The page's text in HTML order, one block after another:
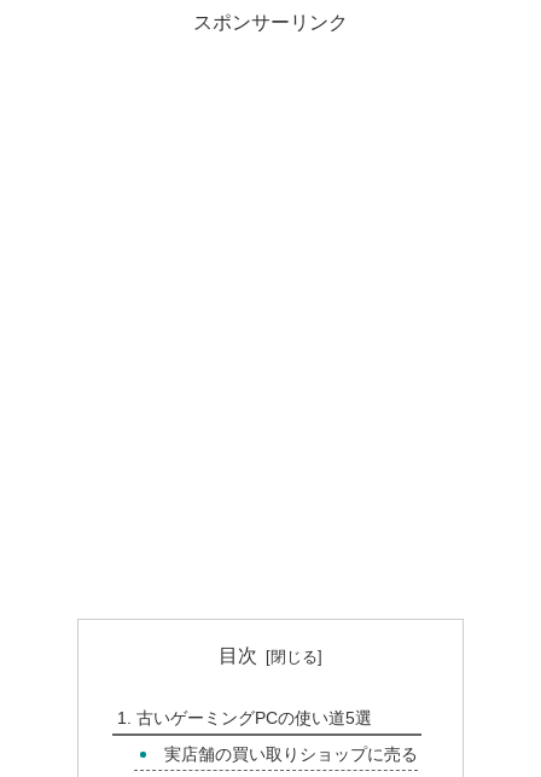
スポンサーリンク
目次
古いゲーミングPCの使い道5選
実店舗の買い取りショップに売る